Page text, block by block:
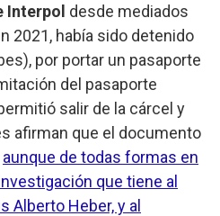
Interpol desde mediados
2021, había sido detenido
por portar un pasaporte
del pasaporte
salir de la cárcel y
afirman que el documento
aunque de todas formas en
que tiene al
Alberto Heber, y al